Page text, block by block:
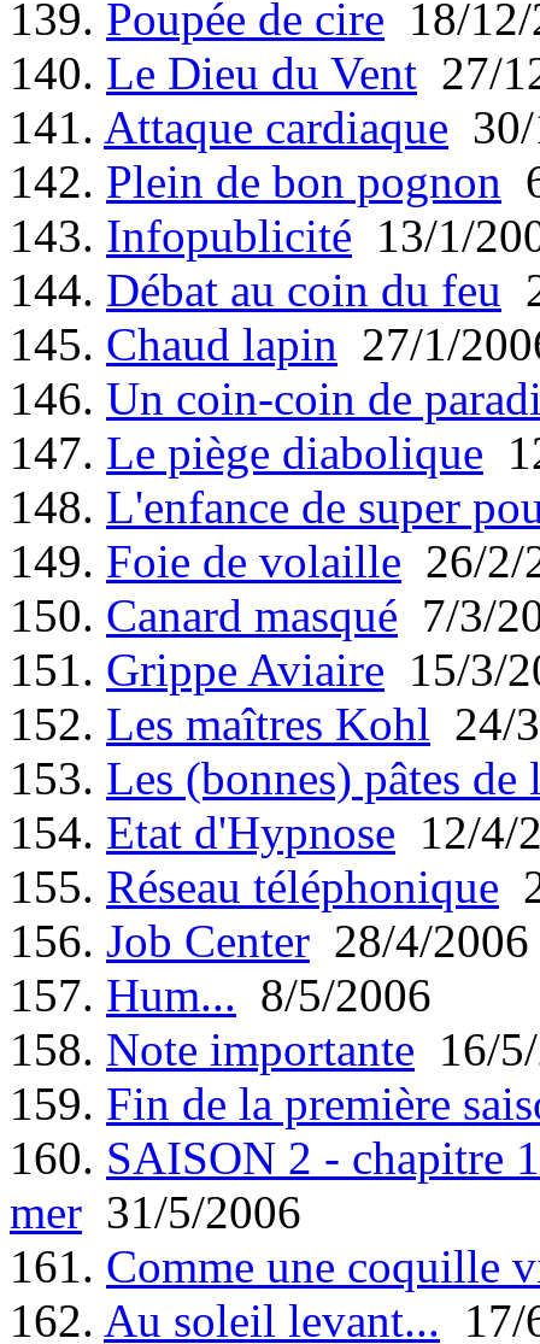
139. Poupée de cire 18/
140. Le Dieu du Vent 27/
141. Attaque cardiaque
142. Plein de bon pognon
143. Infopublicité 13/1/
144. Débat au coin du feu
145. Chaud lapin 27/1/
146. Un coin-coin de
147. Le piège diabolique
148. L'enfance de super
149. Foie de volaille 26/2/
150. Canard masqué 7/3/
151. Grippe Aviaire 15/3/
152. Les maîtres Kohl 24/
153. Les (bonnes) pâtes de
154. Etat d'Hypnose 12/4/
155. Réseau téléphonique
156. Job Center 28/4/2006
157. Hum... 8/5/2006
158. Note importante 16/
159. Fin de la première
160. SAISON 2 - chapitre
mer 31/5/2006
161. Comme une coquille
162. Au soleil levant... 17/